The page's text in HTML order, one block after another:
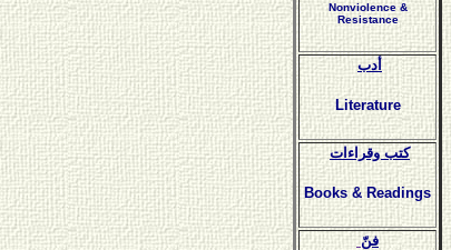
Nonviolence &
Resistance
أدب
Literature
كتب وقراءات
Books & Readings
فنّ